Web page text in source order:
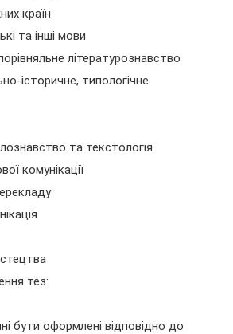
країн
та інші мови
літературознавство
історичне, типологічне
та текстологія
комунікації
тез:
бути оформлені відповідно до